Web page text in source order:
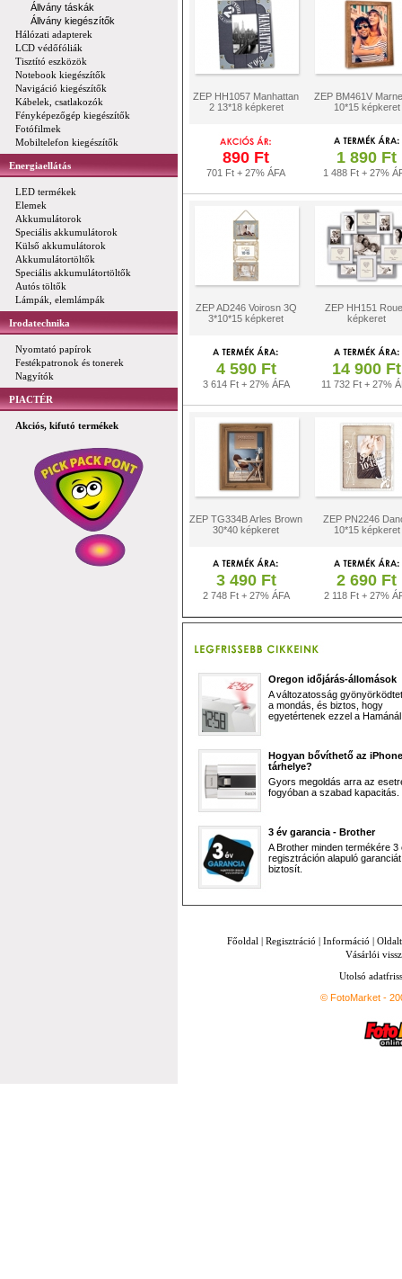
Állvány táskák
Állvány kiegészítők
Hálózati adapterek
LCD védőfóliák
Tisztító eszközök
Notebook kiegészítők
Navigáció kiegészítők
Kábelek, csatlakozók
Fényképezőgép kiegészítők
Fotófilmek
Mobiltelefon kiegészítők
Energiaellátás
LED termékek
Elemek
Akkumulátorok
Speciális akkumulátorok
Külső akkumulátorok
Akkumulátortöltők
Speciális akkumulátortöltők
Autós töltők
Lámpák, elemlámpák
Irodatechnika
Nyomtató papírok
Festékpatronok és tonerek
Nagyítók
PIACTÉR
Akciós, kifutó termékek
ZEP HH1057 Manhattan
2 13*18 képkeret
ZEP BM461V
10*15 képkeret
890 Ft
701 Ft + 27% ÁFA
1 890 Ft
1 488 Ft + 27%
ZEP AD246 Voirosn 3Q
3*10*15 képkeret
ZEP HH151
képkeret
4 590 Ft
3 614 Ft + 27% ÁFA
14 900 Ft
11 732 Ft + 27%
ZEP TG334B Arles Brown
30*40 képkeret
ZEP PN2246
10*15 képkeret
3 490 Ft
2 748 Ft + 27% ÁFA
2 690 Ft
2 118 Ft + 27%
Oregon időjárás-állomások
A változatosság
a mondás, és biztos, hogy
egyetértenek ezzel a
Hogyan bővíthető az iPhone
tárhelye?
Gyors megoldás arra az
fogyóban a szabad kapacitás.
3 év garancia - Brother
A Brother minden termékére 3
regisztráción alapuló garanciát
biztosít.
Főoldal | Regisztráció | Információ |
Vásárlói
Utolsó
© FotoMarket -